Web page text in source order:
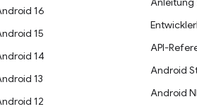
16
15
14
13
12
API-
Android
Android